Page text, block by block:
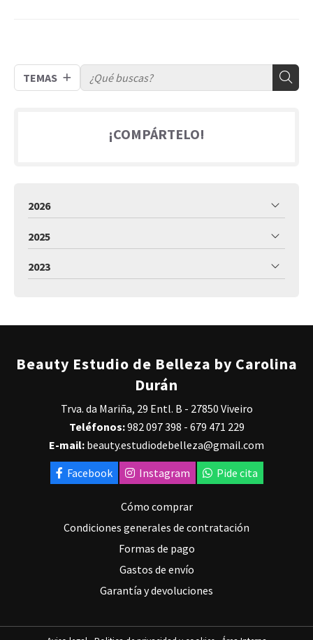
TEMAS
¡COMPÁRTELO!
2026
2025
2023
Beauty Estudio de Belleza by Carolina
Durán
Trva. da Mariña, 29 Entl. B - 27850 Viveiro
Teléfonos:982 097 398 - 679 471 229
E-mail: beauty.estudiodebelleza@gmail.com
Facebook
Instagram Pide cita
Cómo comprar
Condiciones generales de contratación
Formas de pago
Gastos de envío
Garantía y devoluciones